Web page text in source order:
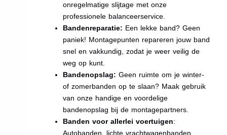
onregelmatige slijtage met onze
professionele balanceerservice.
Bandenreparatie: Een lekke band? Geen
paniek! Montagepunten repareren jouw band
snel en vakkundig, zodat je weer veilig de
weg op kunt.
Bandenopslag: Geen ruimte om je winter-
of zomerbanden op te slaan? Maak gebruik
van onze handige en voordelige
bandenopslag bij de montagepartners.
Banden voor allerlei voertuigen:
Autobanden, lichte vrachtwagenbanden,